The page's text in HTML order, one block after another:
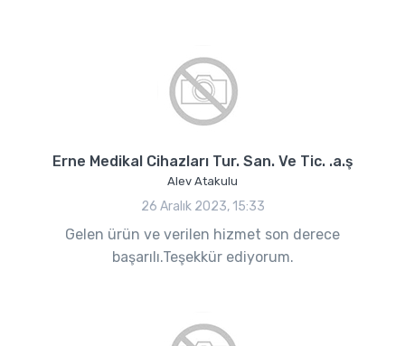
Erne Medikal Cihazları Tur. San. Ve Tic. .a.ş
Alev Atakulu
26 Aralık 2023, 15:33
Gelen ürün ve verilen hizmet son derece
başarılı.Teşekkür ediyorum.